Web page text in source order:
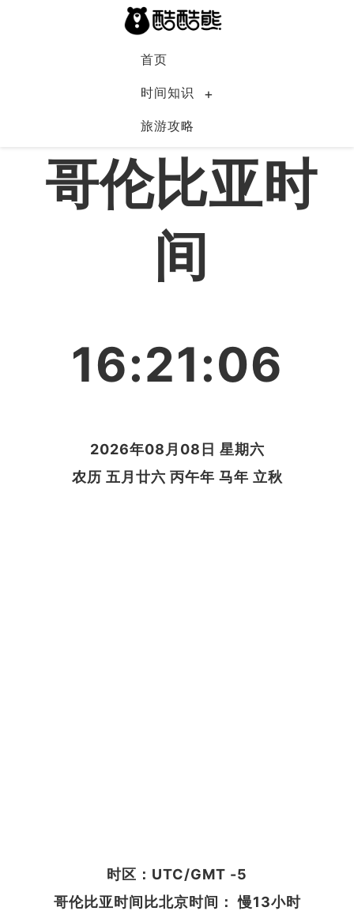
首页
时间知识
旅游攻略
哥伦比亚
哥伦比亚时
间
16:21:07
2026年08月08日 星期六
农历 五月廿六 丙午年 马年 立秋
时区：UTC/GMT -5
哥伦比亚时间比北京时间： 慢13小时